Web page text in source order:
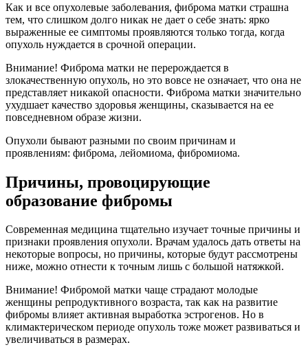
Как и все опухолевые заболевания, фиброма матки страшна
тем, что слишком долго никак не дает о себе знать: ярко
выраженные ее симптомы проявляются только тогда, когда
опухоль нуждается в срочной операции.
Внимание! Фиброма матки не перерождается в
злокачественную опухоль, но это вовсе не означает, что она не
представляет никакой опасности. Фиброма матки значительно
ухудшает качество здоровья женщины, сказывается на ее
повседневном образе жизни.
Опухоли бывают разными по своим причинам и
проявлениям: фиброма, лейомиома, фибромиома.
Причины, провоцирующие
образование фибромы
Современная медицина тщательно изучает точные причины и
признаки проявления опухоли. Врачам удалось дать ответы на
некоторые вопросы, но причины, которые будут рассмотрены
ниже, можно отнести к точным лишь с большой натяжкой.
Внимание! Фибромой матки чаще страдают молодые
женщины репродуктивного возраста, так как на развитие
фибромы влияет активная выработка эстрогенов. Но в
климактерическом периоде опухоль тоже может развиваться и
увеличиваться в размерах.